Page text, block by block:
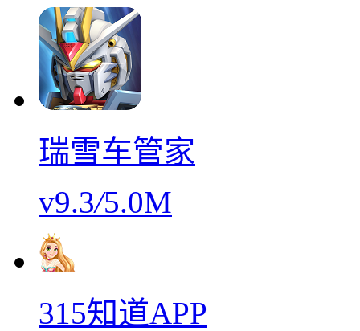
瑞雪车管家
v9.3/5.0M
315知道APP